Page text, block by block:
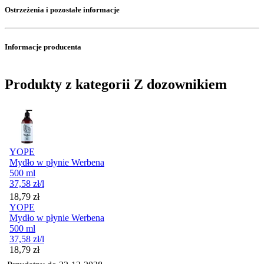
Ostrzeżenia i pozostałe informacje
Informacje producenta
Produkty z kategorii Z dozownikiem
YOPE
Mydło w płynie Werbena
500 ml
37,58 zł/l
Cena
18,79 zł
YOPE
Mydło w płynie Werbena
500 ml
37,58 zł/l
Cena
18,79 zł